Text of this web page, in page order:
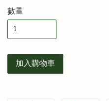
數量
加入購物車